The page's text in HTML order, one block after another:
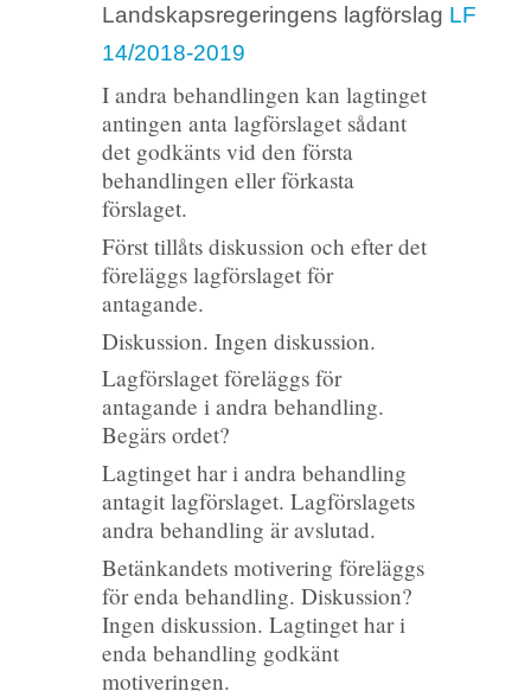
Landskapsregeringens lagförslag LF
14/2018-2019
I andra behandlingen kan lagtinget
antingen anta lagförslaget sådant
det godkänts vid den första
behandlingen eller förkasta
förslaget.
Först tillåts diskussion och efter det
föreläggs lagförslaget för
antagande.
Diskussion. Ingen diskussion.
Lagförslaget föreläggs för
antagande i andra behandling.
Begärs ordet?
Lagtinget har i andra behandling
antagit lagförslaget. Lagförslagets
andra behandling är avslutad.
Betänkandets motivering föreläggs
för enda behandling. Diskussion?
Ingen diskussion. Lagtinget har i
enda behandling godkänt
motiveringen.